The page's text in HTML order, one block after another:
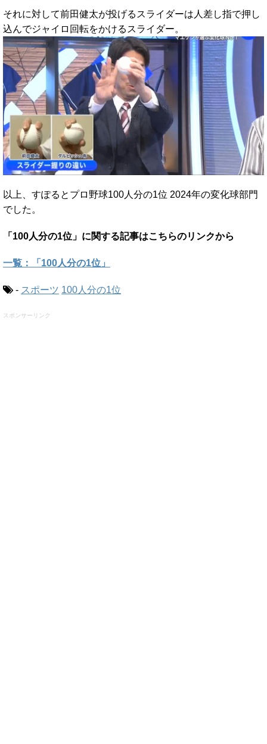
それに対して前田健太が投げるスライダーは人差し指で押し
込んでジャイロ回転をかけるスライダー。
以上、すぽるとプロ野球100人分の1位 2024年の変化球部門
でした。
「100人分の1位」に関する記事はこちらのリンクから
一覧：「100人分の1位」
- スポーツ 100人分の1位
スポンサーリンク